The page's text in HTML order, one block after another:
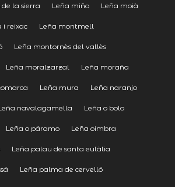
la sierra Leña miño Leña moià
i reixac Leña montmell
Leña montornès del vallès
Leña moralzarzal Leña moraña
Leña mura Leña naranjo
navalagamella Leña o bolo
Leña o páramo Leña oimbra
Leña palau de santa eulàlia
Leña palma de cervelló